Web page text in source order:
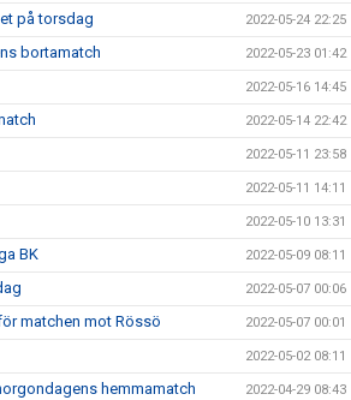
på torsdag 2022-05-24 22:25
bortamatch 2022-05-23 01:42
2022-05-16 14:45
2022-05-14 22:42
2022-05-11 23:58
2022-05-11 14:11
2022-05-10 13:31
BK 2022-05-09 08:11
2022-05-07 00:06
matchen mot Rössö 2022-05-07 00:01
2022-05-02 08:11
hemmamatch 2022-04-29 08:43